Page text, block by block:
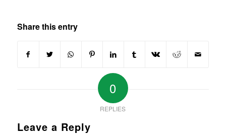
Share this entry
0
REPLIES
Leave a Reply